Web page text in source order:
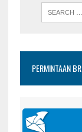
PERMINTAAN